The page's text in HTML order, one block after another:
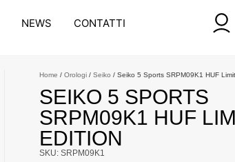
NEWS CONTATTI
Home / Orologi / Seiko / Seiko 5 Sports SRPM09K1 HUF
SEIKO 5 SPORTS
SRPM09K1 HUF
EDITION
SKU: SRPM09K1